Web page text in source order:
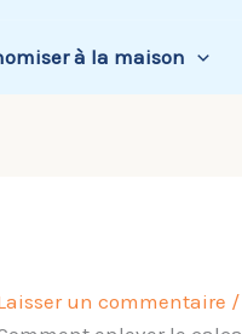
à la maison
un commentaire /